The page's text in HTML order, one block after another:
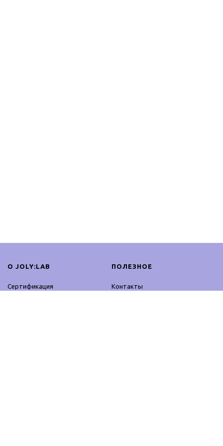
О JOLY:LAB
Сертификация
ПОЛЕЗНОЕ
Контакты